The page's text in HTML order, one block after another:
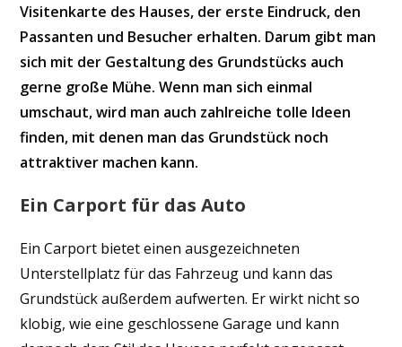
Visitenkarte des Hauses, der erste Eindruck, den
Passanten und Besucher erhalten. Darum gibt man
sich mit der Gestaltung des Grundstücks auch
gerne große Mühe. Wenn man sich einmal
umschaut, wird man auch zahlreiche tolle Ideen
finden, mit denen man das Grundstück noch
attraktiver machen kann.
Ein Carport für das Auto
Ein Carport bietet einen ausgezeichneten
Unterstellplatz für das Fahrzeug und kann das
Grundstück außerdem aufwerten. Er wirkt nicht so
klobig, wie eine geschlossene Garage und kann